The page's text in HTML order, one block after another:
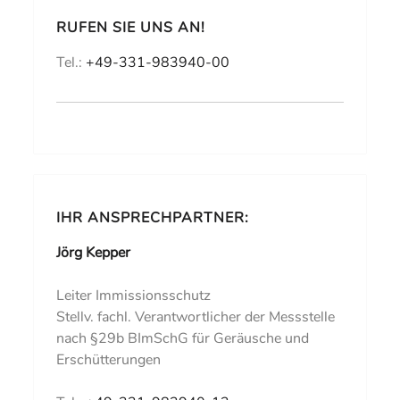
RUFEN SIE UNS AN!
Tel.: +49-331-983940-00
IHR ANSPRECHPARTNER:
Jörg Kepper
Leiter Immissionsschutz
Stellv. fachl. Verantwortlicher der Messstelle
nach §29b BImSchG für Geräusche und
Erschütterungen